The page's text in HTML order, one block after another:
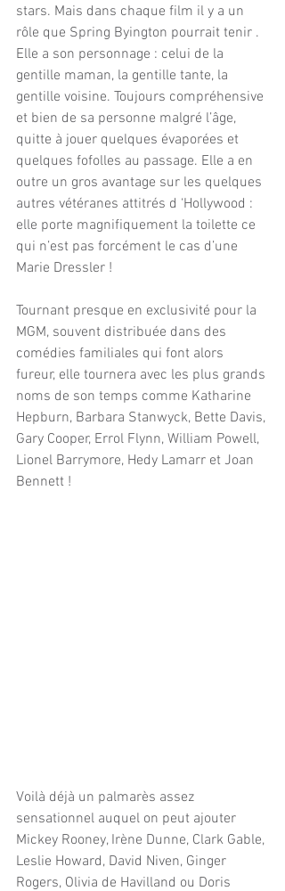
stars. Mais dans chaque film il y a un
rôle que Spring Byington pourrait tenir .
Elle a son personnage : celui de la
gentille maman, la gentille tante, la
gentille voisine. Toujours compréhensive
et bien de sa personne malgré l’âge,
quitte à jouer quelques évaporées et
quelques fofolles au passage. Elle a en
outre un gros avantage sur les quelques
autres vétéranes attitrés d ‘Hollywood :
elle porte magnifiquement la toilette ce
qui n’est pas forcément le cas d’une
Marie Dressler !
Tournant presque en exclusivité pour la
MGM, souvent distribuée dans des
comédies familiales qui font alors
fureur, elle tournera avec les plus grands
noms de son temps comme Katharine
Hepburn, Barbara Stanwyck, Bette Davis,
Gary Cooper, Errol Flynn, William Powell,
Lionel Barrymore, Hedy Lamarr et Joan
Bennett !
Voilà déjà un palmarès assez
sensationnel auquel on peut ajouter
Mickey Rooney, Irène Dunne, Clark Gable,
Leslie Howard, David Niven, Ginger
Rogers, Olivia de Havilland ou Doris